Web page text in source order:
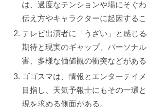
は、過度なテンションや場にそぐわ
伝え方やキャラクターに起因するこ
テレビ出演者に「うざい」と感じる
期待と現実のギャップ、パーソナ
害、多様な価値観の衝突などがある
ゴゴスマは、情報とエンターテイ
目指し、天気予報士にもその一環
現を求める側面がある。